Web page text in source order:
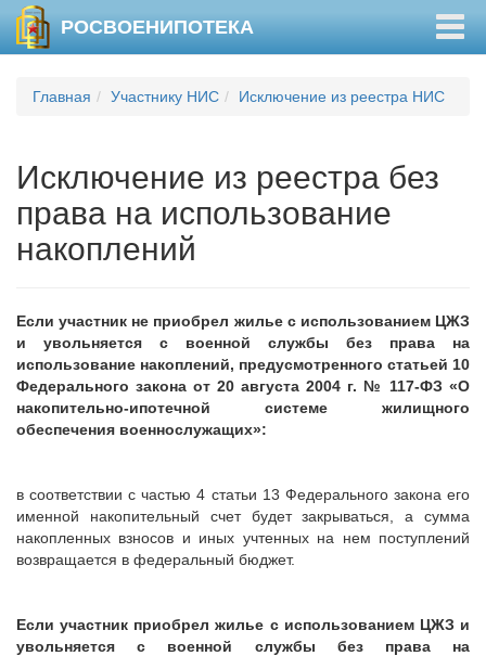
РОСВОЕНИПОТЕКА
Главная Участнику НИС Исключение из реестра НИС
Исключение из реестра без
права на использование
накоплений
Если участник не приобрел жилье с использованием ЦЖЗ
и увольняется с военной службы без права на
использование накоплений, предусмотренного статьей 10
Федерального закона от 20 августа 2004 г. № 117-ФЗ «О
накопительно-ипотечной системе жилищного
обеспечения военнослужащих»:
в соответствии с частью 4 статьи 13 Федерального закона его
именной накопительный счет будет закрываться, а сумма
накопленных взносов и иных учтенных на нем поступлений
возвращается в федеральный бюджет.
Если участник приобрел жилье с использованием ЦЖЗ и
увольняется с военной службы без права на